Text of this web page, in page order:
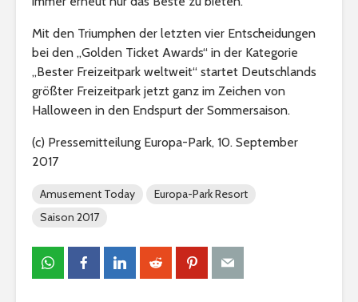
Mit den Triumphen der letzten vier Entscheidungen
bei den „Golden Ticket Awards“ in der Kategorie
„Bester Freizeitpark weltweit“ startet Deutschlands
größter Freizeitpark jetzt ganz im Zeichen von
Halloween in den Endspurt der Sommersaison.
(c) Pressemitteilung Europa-Park, 10. September
2017
Amusement Today
Europa-Park Resort
Saison 2017